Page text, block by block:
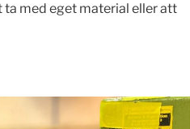
med eget material eller att